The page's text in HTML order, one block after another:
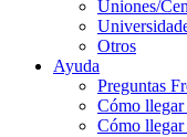
Uniones/
Otros
Ayuda
Preguntas
Cómo llegar
Cómo llegar